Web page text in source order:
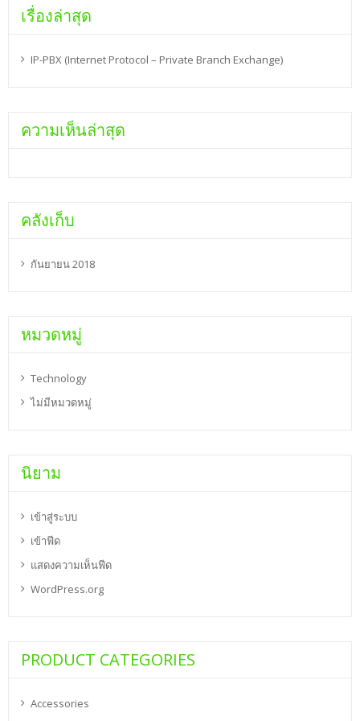
เรื่องล่าสุด
IP-PBX (Internet Protocol – Private Branch Exchange)
ความเห็นล่าสุด
คลังเก็บ
กันยายน 2018
หมวดหมู่
Technology
ไม่มีหมวดหมู่
นิยาม
เข้าสู่ระบบ
เข้าฟีด
แสดงความเห็นฟีด
WordPress.org
PRODUCT CATEGORIES
Accessories